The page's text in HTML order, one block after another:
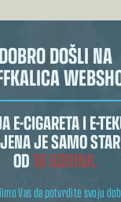
DOBRO DOŠLI NA
E-CIGARETA I E-
JE SAMO
OD18 GODINA.
Vas da potvrdite svoju
(0)